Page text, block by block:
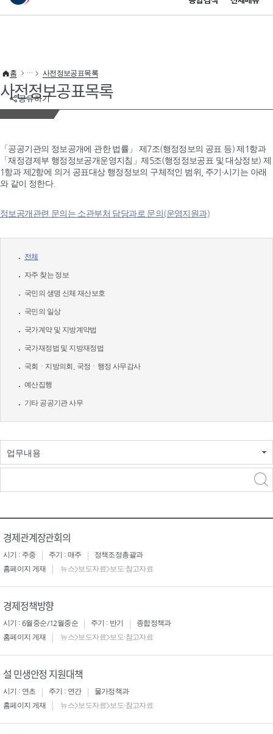
이 누리집은 대한민국 공식 전자정부 누리집입니다.
공유하기
홈 사전정보공표목록
사전정보공표목록
「공공기관의 정보공개에 관한 법률」 제7조(행정정보의 공표 등) 제1항과
「재정경제부 행정정보공개운영지침」제5조(행정정보공표 및 대상정보) 제
1항과 제2항에 의거 공표대상 행정정보의 구체적인 범위, 주기·시기는 아래
와 같이 정한다.
정보공개관련 문의는 소관부처 담당과로 문의(운영지원과)
전체
자주 찾는 정보
국민의 생명 신체 재산보호
국민의 일상
국가계약 및 지방계약법
국가재정법 및 지방재정법
국회ㆍ지방의회, 국정ㆍ행정 사무감사
예산집행
기타 공공기관 사무
업무내용
경제관계장관회의
시기 : 주중 주기 : 매주
정책조정총괄과
홈페이지 게재
뉴스>보도자료>보도·참고자료
경제정책방향
시기 : 6월중순/12월중순 주기 : 반기
종합정책과
홈페이지 게재
뉴스>보도자료>보도·참고자료
설 민생안정 지원대책
시기 : 연초 주기 : 연간
물가정책과
홈페이지 게재
뉴스>보도자료>보도·참고자료